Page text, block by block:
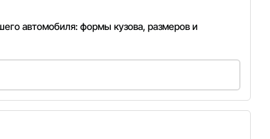
автомобиля: формы кузова, размеров и